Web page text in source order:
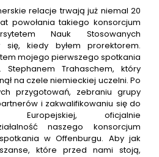
relacje trwają już niemal 20
powołania takiego konsorcjum
Nauk Stosowanych
się, kiedy byłem prorektorem.
mojego pierwszego spotkania
Trahaschem, który
na czele niemieckiej uczelni. Po
przygotowań, zebraniu grupy
i zakwalifikowaniu się do
Europejskiej, oficjalnie
naszego konsorcjum
w Offenburgu. Aby jak
które przed nami stoją,